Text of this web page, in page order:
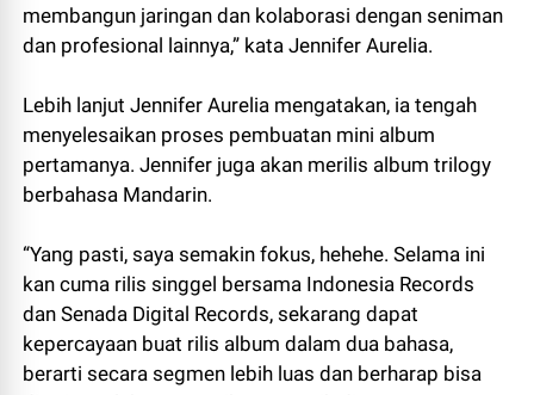
membangun jaringan dan kolaborasi dengan seniman
dan profesional lainnya,” kata Jennifer Aurelia.
Lebih lanjut Jennifer Aurelia mengatakan, ia tengah
menyelesaikan proses pembuatan mini album
pertamanya. Jennifer juga akan merilis album trilogy
berbahasa Mandarin.
“Yang pasti, saya semakin fokus, hehehe. Selama ini
kan cuma rilis singgel bersama Indonesia Records
dan Senada Digital Records, sekarang dapat
kepercayaan buat rilis album dalam dua bahasa,
berarti secara segmen lebih luas dan berharap bisa